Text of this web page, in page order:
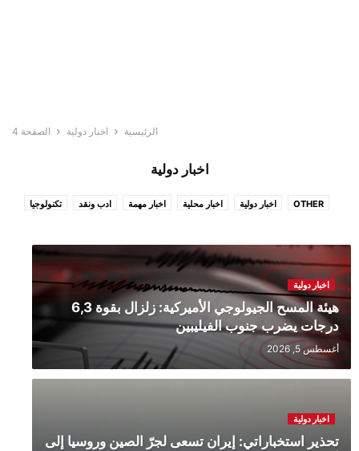
الرئيسية اخبار دولية الصفحة 4
اخبار دولية
OTHER اخبار دولية اخبار محلية اخبار مهمة ادب ونقد
تكنولوجيا
اخبار دولية
هيئة المسح الجيولوجي الأميركية: زلزال بقوة 6,3
درجات يضرب جنوب الفيليبين
أغسطس 5, 2026
اخبار دولية
تحذير استخباراتي: إيران تسعى لجرّ الصين وروسيا إلى